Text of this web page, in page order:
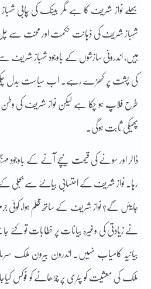
بھلے نواز شریف کا ہے مگر بینک کی چابی
شہباز شریف کی ذہانت حکمت اور محنت سے
ہیں، اندرونی سازشوں کے باوجود شہباز شریف
کی پشت پر کھڑے رہے۔ اب سیاست بدل چکی
طرح فلاپ ہو چکا ہے لیکن نواز شریف کی وطن
پھیکی ثابت ہوگی۔
ڈالر اور سونے کی قیمت نیچے آنے کے باوجود
رہا۔ نواز شریف کے احتسابی بیانئے سے بجلی
جایئں گے؟ نواز شریف کے ساتھ ظلم ہوا، کوئی
نے زیادتی کی وغیرہ بیانات پر خطابات تو کئے جا
بیانیہ کامیاب نہیں۔ اندرون بیرون ملک
ملک کی معشیت کو پٹری پر چڑھانے کو فوکس